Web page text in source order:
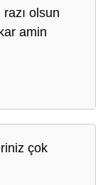
olsun
amin
çok